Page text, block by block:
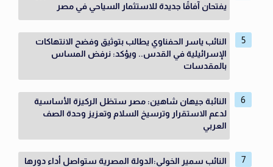
يفتحان آفاقًا جديدة للاستثمار السياحي في مصر
النائب ياسر الحفناوي يطالب بتوثيق وفضح الانتهاكات
الإسرائيلية في القدس.. ويؤكد: نرفض المساس
بالمقدسات
النائبة جيهان شاهين: مصر ستظل الركيزة الأساسية
لدعم الاستقرار وترسيخ السلام وتعزيز وحدة الصف
العربي
النائب سمير الخولي:الدولة المصرية ستواصل أداء دورها